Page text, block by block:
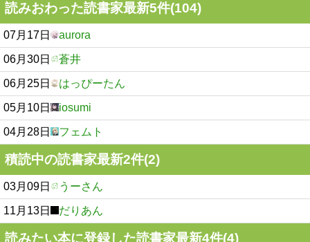
読みおわった読書家最新5件(104)
07月17日 aurora
06月30日 蒼井
06月25日 はっぴーたん
05月10日 iosumi
04月28日 フェムト
積読中の読書家最新2件(2)
03月09日 うーさん
11月13日 だりあん
読みたい本に登録した読書家最新4件(4)